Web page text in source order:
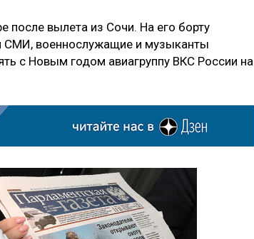
после вылета из Сочи. На его борту
СМИ, военнослужащие и музыканты
с Новым годом авиагруппу ВКС России на